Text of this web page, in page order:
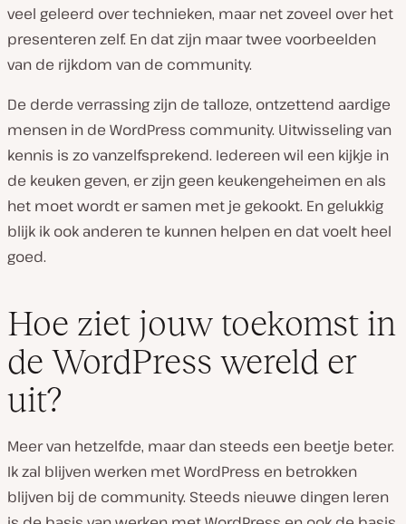
veel geleerd over technieken, maar net zoveel over het
presenteren zelf. En dat zijn maar twee voorbeelden
van de rijkdom van de community.
De derde verrassing zijn de talloze, ontzettend aardige
mensen in de WordPress community. Uitwisseling van
kennis is zo vanzelfsprekend. Iedereen wil een kijkje in
de keuken geven, er zijn geen keukengeheimen en als
het moet wordt er samen met je gekookt. En gelukkig
blijk ik ook anderen te kunnen helpen en dat voelt heel
goed.
Hoe ziet jouw toekomst in
de WordPress wereld er
uit?
Meer van hetzelfde, maar dan steeds een beetje beter.
Ik zal blijven werken met WordPress en betrokken
blijven bij de community. Steeds nieuwe dingen leren